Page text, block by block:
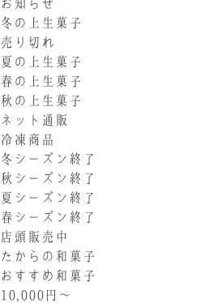
お知らせ
冬の上生菓子
売り切れ
夏の上生菓子
春の上生菓子
秋の上生菓子
ネット通販
冷凍商品
冬シーズン終了
秋シーズン終了
夏シーズン終了
春シーズン終了
店頭販売中
たからの和菓子
おすすめ和菓子
10,000円〜